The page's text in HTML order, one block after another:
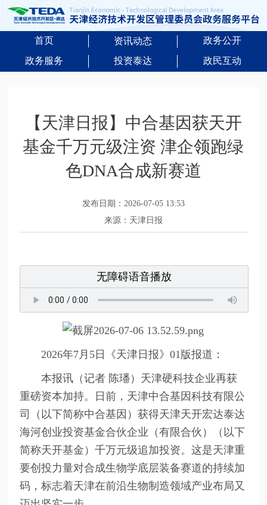
首页 资讯动态
政务公开
政务服务
投资泰达 政民互动
【天津日报】中合基因获天开
基金千万元级注资 津企领跑绿
色DNA合成新赛道
发布日期：2026-07-05 13:53
来源：天津日报
无障碍语音播放
2026年7月5日《天津日报》01版报道：
本报讯（记者 陈璠）天津硬科技企业再获
重磅资本加持。日前，天津中合基因科技有限公
司（以下简称中合基因）获得天津天开宏达泰达
海河创业投资基金合伙企业（有限合伙）（以下
简称天开基金）千万元级追加投资。这是天津重
要创投力量对合成生物学底层装备赛道的持续加
码，标志着天津在前沿生物制造领域产业布局又